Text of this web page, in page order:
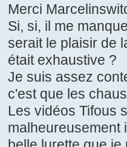
Merci
Si, si, il me
serait le plaisir de
était exhaustive ?
Je suis assez
c'est que les
Les vidéos Tifous
malheureusement